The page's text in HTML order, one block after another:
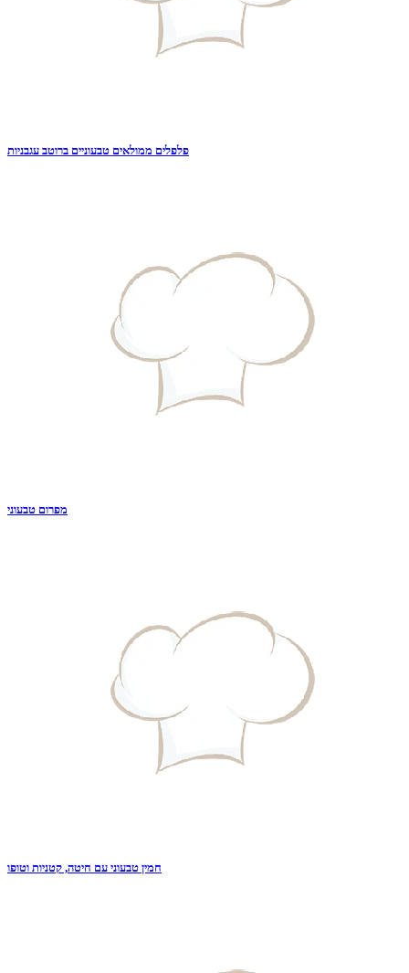
פלפלים ממולאים טבעוניים ברוטב עגבניות
מפרום טבעוני
חמין טבעוני עם חיטה, קטניות וטופו